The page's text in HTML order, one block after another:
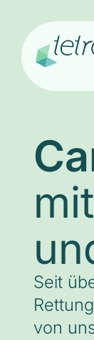
mit
Seit
von